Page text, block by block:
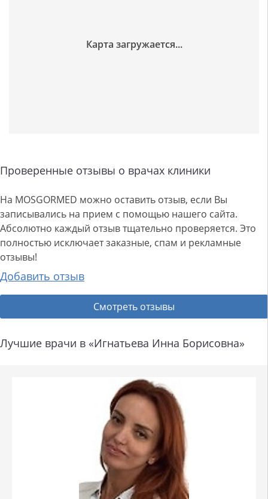
Проверенные отзывы о врачах клиники
На MOSGORMED можно оставить отзыв, если Вы
записывались на прием с помощью нашего сайта.
Абсолютно каждый отзыв тщательно проверяется. Это
полностью исключает заказные, спам и рекламные
отзывы!
Добавить отзыв
Смотреть отзывы
Лучшие врачи в «Игнатьева Инна Борисовна»